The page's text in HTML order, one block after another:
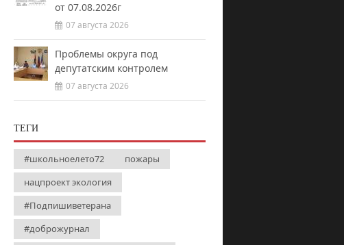
от 07.08.2026г
07 августа 2026
Проблемы округа под
депутатским контролем
07 августа 2026
ТЕГИ
#школьноелето72
пожары
нацпроект экология
#Подпишиветерана
#доброжурнал